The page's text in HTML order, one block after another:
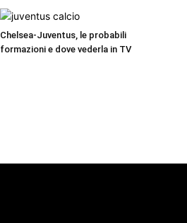
Chelsea-Juventus, le probabili
formazioni e dove vederla in TV